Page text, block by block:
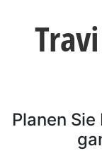
Planen